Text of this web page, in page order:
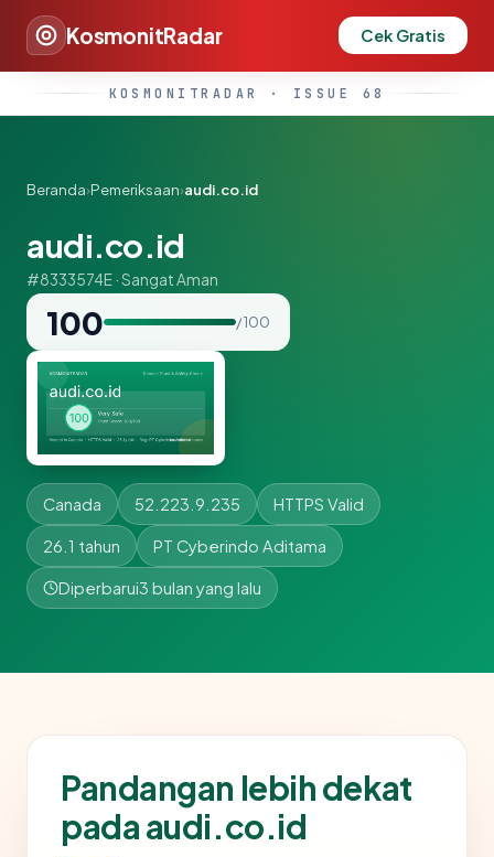
KosmonitRadar Cek Gratis
KOSMONITRADAR · ISSUE 68
Beranda›Pemeriksaan›audi.co.id
audi.co.id
#8333574E · Sangat Aman
100 / 100
Canada 52.223.9.235 HTTPS Valid
26.1 tahun PT Cyberindo Aditama
Diperbarui3 bulan yang lalu
Pandangan lebih dekat
pada audi.co.id